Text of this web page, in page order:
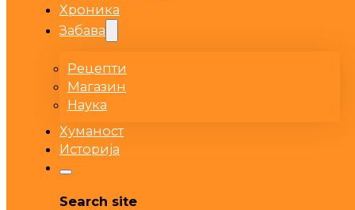
Хроника
Забава
Рецепти
Магазин
Наука
Хуманост
Историја
Search site